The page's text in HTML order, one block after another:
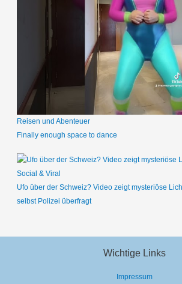
Reisen und Abenteuer
Finally enough space to dance
Social & Viral
Ufo über der Schweiz? Video zeigt mysteriöse
selbst Polizei überfragt
Wichtige Links
Impressum